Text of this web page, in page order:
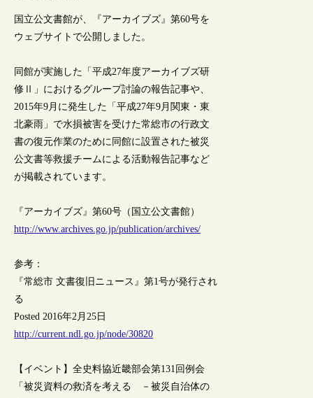
国立公文書館が、『アーカイブズ』第60号を
ウェブサイトで公開しました。
同館が実施した「平成27年度アーカイブズ研
修Ⅱ」におけるグループ討論の報告記事や、
2015年9月に発生した「平成27年9月関東・東
北豪雨」で水損被害を受けた常総市の行政文
書の復元作業のために同館に設置された被災
公文書等救援チームによる活動報告記事など
が掲載されています。
『アーカイブズ』第60号（国立公文書館）
http://www.archives.go.jp/publication/archives/
参考：
『常総市 文書復旧ニュース』第1号が発行され
る
Posted 2016年2月25日
http://current.ndl.go.jp/node/30820
【イベント】全史料協近畿部会第131回例会
「被災資料の救済を考える －被災自治体の